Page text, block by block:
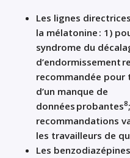
Les lignes directrices
la mélatonine : 1)
syndrome du
d’endormissement
recommandée pour
d’un manque de
données probantes8;
recommandations
les travailleurs de
Les benzodiazépines